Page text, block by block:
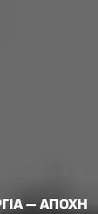
– ΑΠΟΧΗ